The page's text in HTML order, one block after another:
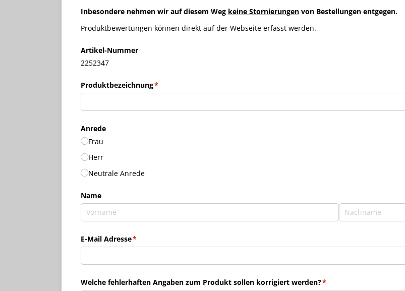
Inbesondere nehmen wir auf diesem Weg keine Stornierungenvon Bestellungen entgegen.
Produktbewertungen können direkt auf der Webseite erfasst werden.
Artikel-Nummer
2252347
Produktbezeichnung*
(erforderlich)
Anrede
Frau
Herr
Neutrale Anrede
Name
E-Mail Adresse*
(erforderlich)
Welche fehlerhaften Angaben zum Produkt sollen korrigiert werden?*
(erforderlich)